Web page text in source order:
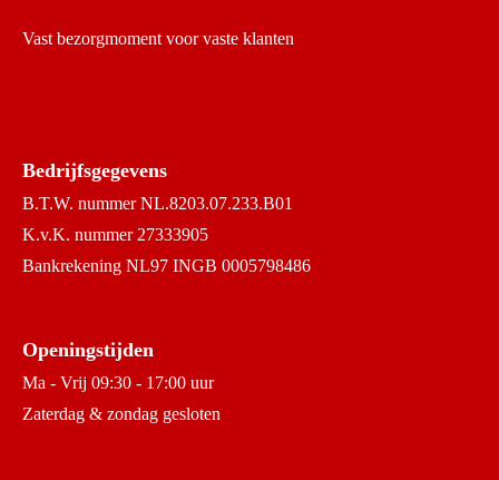
Vast bezorgmoment voor vaste klanten
Bedrijfsgegevens
B.T.W. nummer NL.8203.07.233.B01
K.v.K. nummer 27333905
Bankrekening NL97 INGB 0005798486
Openingstijden
Ma - Vrij 09:30 - 17:00 uur
Zaterdag & zondag gesloten